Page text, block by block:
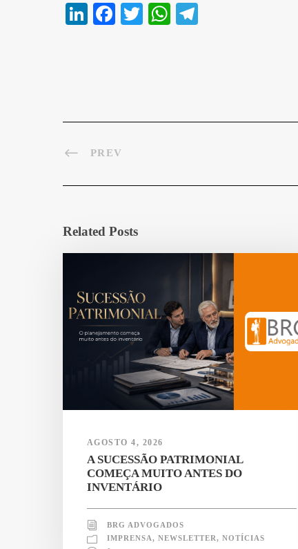
Li
Fa T
W
PREV
Related Posts
AGOSTO 4, 2026
A SUCESSÃO PATRIMONIAL
COMEÇA MUITO ANTES DO
INVENTÁRIO
BRG ADVOGADOS
IMPRENSA, NEWSLETTER, NOTÍCIAS